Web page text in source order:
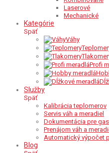
Laserové
Mechanické
Kategórie
Späť
Váhy
Profi
Služby
Späť
Kalibrácia teplomerov
Servis váh a meradiel
Dokumentácia pre
Prenájom váh a
Automatický výpočet
Blog